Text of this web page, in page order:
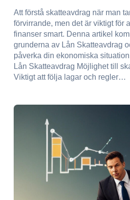
Att förstå skatteavdrag när man
förvirrande, men det är viktigt för
finanser smart. Denna artikel
grunderna av Lån Skatteavdrag
påverka din ekonomiska
Lån Skatteavdrag Möjlighet till
Viktigt att följa lagar och regler…